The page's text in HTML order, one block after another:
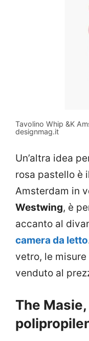
Tavolino Whip &K
designmag.it
Un’altra idea
rosa pastello è il
Amsterdam in
Westwing, è
accanto al
camera da letto
vetro, le
venduto al
The